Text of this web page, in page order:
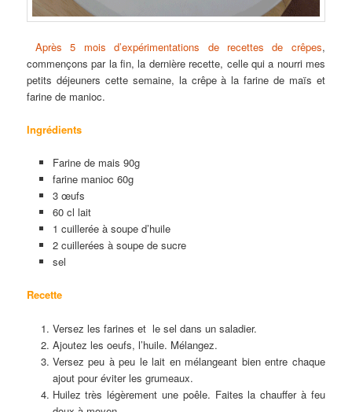
Après 5 mois d’expérimentations de recettes de crêpes,
commençons par la fin, la dernière recette, celle qui a nourri mes
petits déjeuners cette semaine, la crêpe à la farine de maïs et
farine de manioc.
Ingrédients
Farine de mais 90g
farine manioc 60g
3 œufs
60 cl lait
1 cuillerée à soupe d’huile
2 cuillerées à soupe de sucre
sel
Recette
Versez les farines et le sel dans un saladier.
Ajoutez les oeufs, l’huile. Mélangez.
Versez peu à peu le lait en mélangeant bien entre chaque
ajout pour éviter les grumeaux.
Huilez très légèrement une poêle. Faites la chauffer à feu